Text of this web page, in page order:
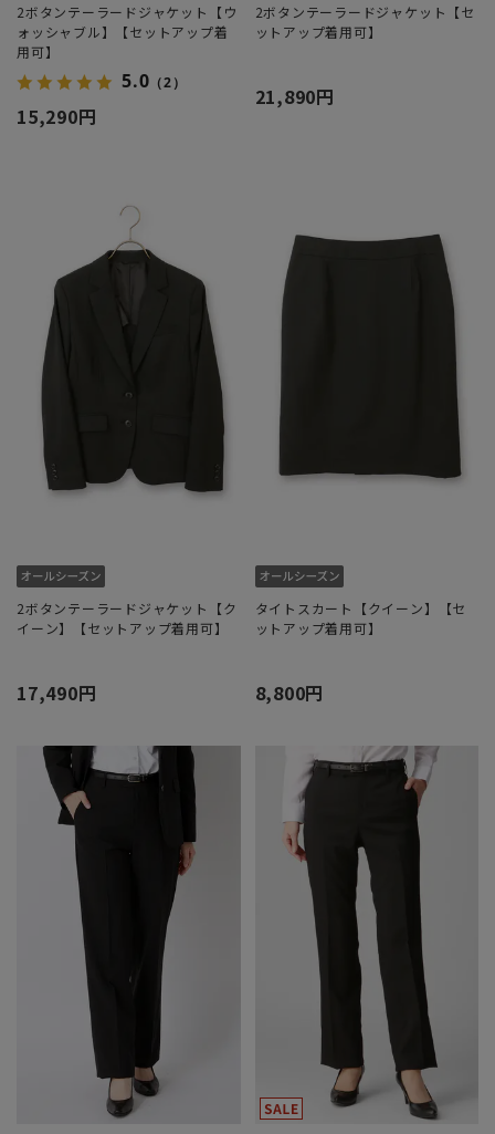
2ボタンテーラードジャケット【ウ
ォッシャブル】【セットアップ着
用可】
5.0 （2）
15,290円
2ボタンテーラードジャケット【セ
ットアップ着用可】
21,890円
2ボタンテーラードジャケット【ク
イーン】【セットアップ着用可】
17,490円
タイトスカート【クイーン】【セ
ットアップ着用可】
8,800円